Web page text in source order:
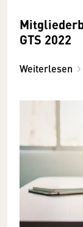
GTS 2022
Weiterlesen